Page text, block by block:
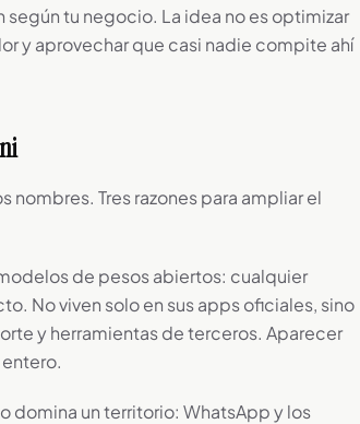
tu negocio. La idea no es optimizar
y aprovechar que casi nadie compite ahí
nombres. Tres razones para ampliar el
de pesos abiertos: cualquier
No viven solo en sus apps oficiales, sino
y herramientas de terceros. Aparecer
domina un territorio: WhatsApp y los